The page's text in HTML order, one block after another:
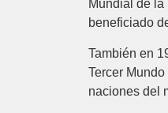
Mundial de
beneficiado
También en
Tercer
naciones del